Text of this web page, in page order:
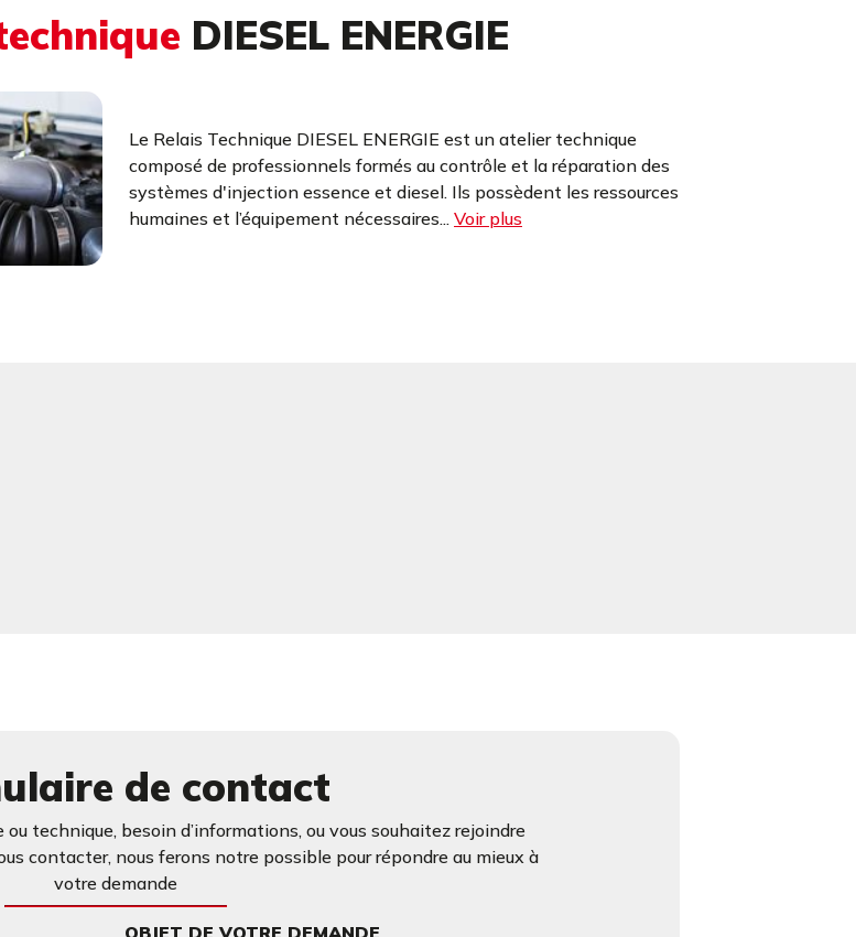
DIESEL ENERGIE
Le Relais Technique DIESEL ENERGIE est un atelier technique
composé de professionnels formés au contrôle et la réparation des
systèmes d'injection essence et diesel. Ils possèdent les ressources
humaines et l’équipement nécessaires... Voir plus
de contact
technique, besoin d’informations, ou vous souhaitez rejoindre
contacter, nous ferons notre possible pour répondre au mieux à
votre demande
OBJET DE VOTRE DEMANDE